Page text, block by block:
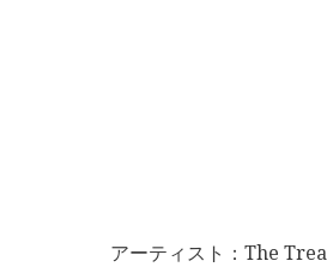
アーティスト：The